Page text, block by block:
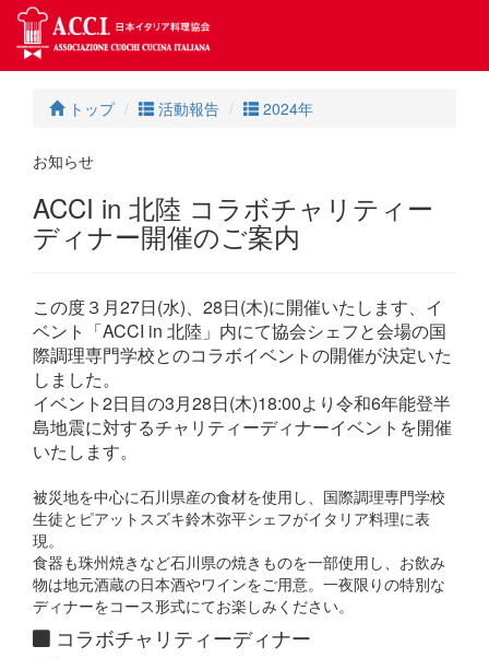
トップ 活動報告 2024年
お知らせ
ACCI in 北陸 コラボチャリティー
ディナー開催のご案内
この度３月27日(水)、28日(木)に開催いたします、イ
ベント「ACCI in 北陸」内にて協会シェフと会場の国
際調理専門学校とのコラボイベントの開催が決定いた
しました。
イベント2日目の3月28日(木)18:00より令和6年能登半
島地震に対するチャリティーディナーイベントを開催
いたします。
被災地を中心に石川県産の食材を使用し、国際調理専門学校
生徒とピアットスズキ鈴木弥平シェフがイタリア料理に表
現。
食器も珠州焼きなど石川県の焼きものを一部使用し、お飲み
物は地元酒蔵の日本酒やワインをご用意。一夜限りの特別な
ディナーをコース形式にてお楽しみください。
コラボチャリティーディナー